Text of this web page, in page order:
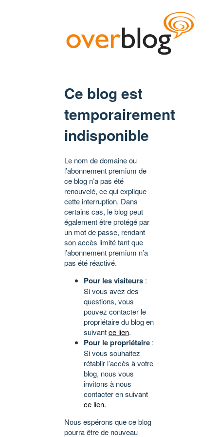
Ce blog est
temporairement
indisponible
Le nom de domaine ou
l’abonnement premium de
ce blog n’a pas été
renouvelé, ce qui explique
cette interruption. Dans
certains cas, le blog peut
également être protégé par
un mot de passe, rendant
son accès limité tant que
l’abonnement premium n’a
pas été réactivé.
Pour les visiteurs :
Si vous avez des
questions, vous
pouvez contacter le
propriétaire du blog en
suivantce lien.
Pour le propriétaire :
Si vous souhaitez
rétablir l’accès à votre
blog, nous vous
invitons à nous
contacter en suivant
ce lien.
Nous espérons que ce blog
pourra être de nouveau